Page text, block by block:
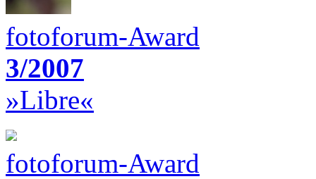
fotoforum-Award
3/2007
»Libre«
fotoforum-Award